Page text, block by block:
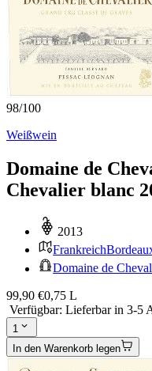
98/100
Weißwein
Domaine de
Chevalier blanc
2013
Frankreich
Domaine de
99,90 €0,75 L
Verfügbar: Lieferbar in 3-5
1
In den Warenkorb legen